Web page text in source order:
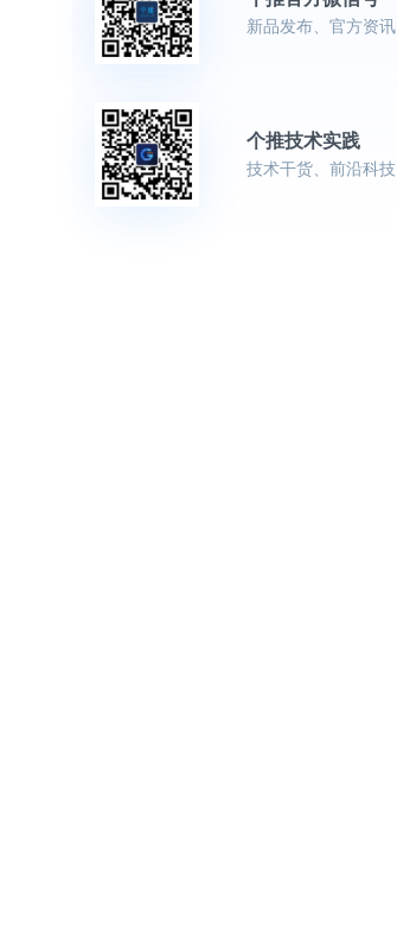
新品发布、官方资讯
个推技术实践
技术干货、前沿科技